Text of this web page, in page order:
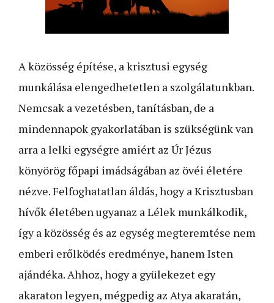
A közösség építése, a krisztusi egység
munkálása elengedhetetlen a szolgálatunkban.
Nemcsak a vezetésben, tanításban, de a
mindennapok gyakorlatában is szükségünk van
arra a lelki egységre amiért az Úr Jézus
könyörög főpapi imádságában az övéi életére
nézve. Felfoghatatlan áldás, hogy a Krisztusban
hívők életében ugyanaz a Lélek munkálkodik,
így a közösség és az egység megteremtése nem
emberi erőlködés eredménye, hanem Isten
ajándéka. Ahhoz, hogy a gyülekezet egy
akaraton legyen, mégpedig az Atya akaratán,